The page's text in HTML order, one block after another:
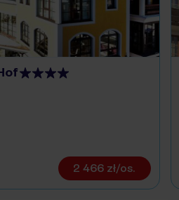
2 466 zł/os.